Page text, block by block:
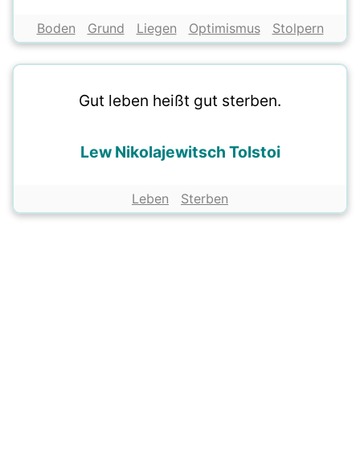
Boden Grund Liegen Optimismus Stolpern
Gut leben heißt gut sterben.
Lew Nikolajewitsch Tolstoi
Leben Sterben